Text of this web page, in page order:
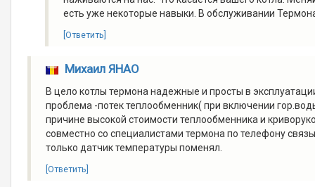
есть уже некоторые навыки. В обслуживании
[Ответить]
Михаил ЯНАО
В цело котлы термона надежные и просты в
проблема -потек теплообменник( при включении
причине высокой стоимости теплообменника и
совместно со специалистами термона по телефону
только датчик температуры поменял.
[Ответить]